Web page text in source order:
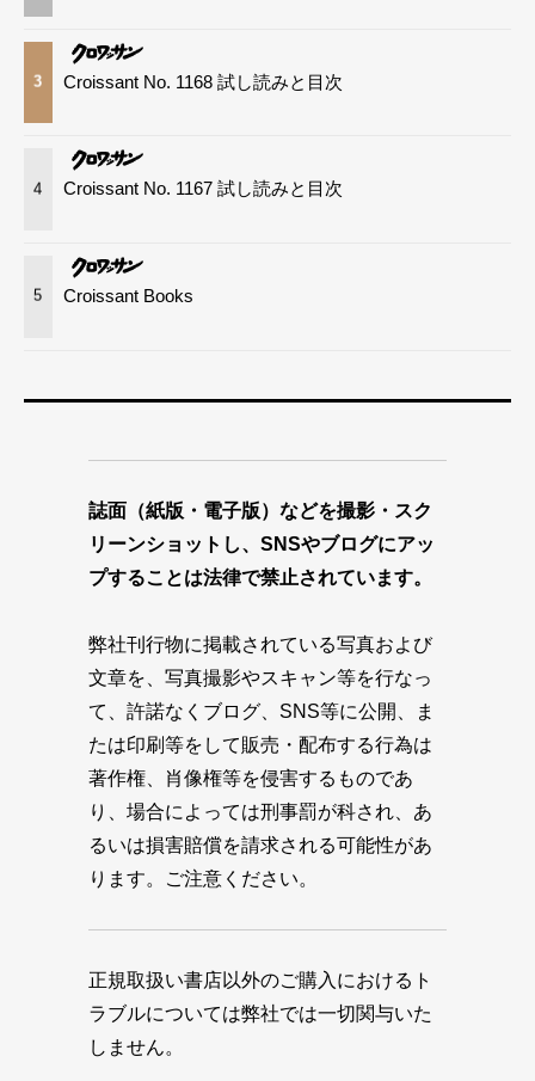
3 Croissant No. 1168 試し読みと目次
4 Croissant No. 1167 試し読みと目次
5 Croissant Books
誌面（紙版・電子版）などを撮影・スク
リーンショットし、SNSやブログにアッ
プすることは法律で禁止されています。
弊社刊行物に掲載されている写真および
文章を、写真撮影やスキャン等を行なっ
て、許諾なくブログ、SNS等に公開、ま
たは印刷等をして販売・配布する行為は
著作権、肖像権等を侵害するものであ
り、場合によっては刑事罰が科され、あ
るいは損害賠償を請求される可能性があ
ります。ご注意ください。
正規取扱い書店以外のご購入におけるト
ラブルについては弊社では一切関与いた
しません。